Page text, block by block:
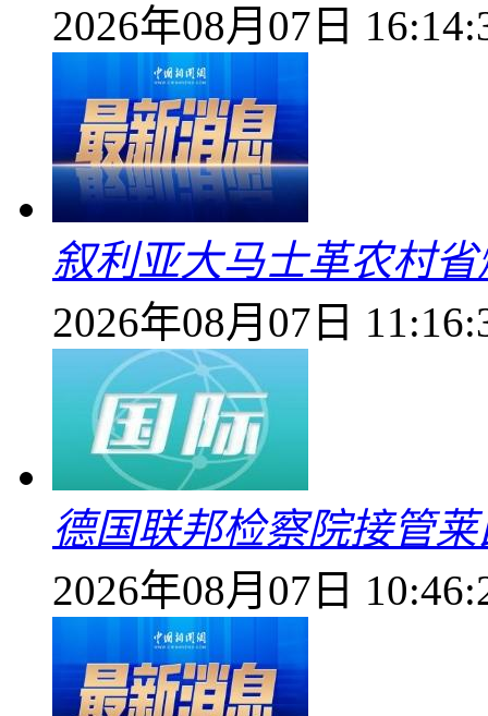
2026年08月07日
叙利亚大马士革农村
2026年08月07日
德国联邦检察院接管
2026年08月07日